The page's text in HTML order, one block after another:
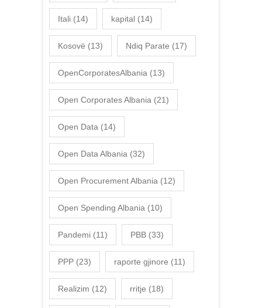
Itali (14) kapital (14)
Kosovë (13) Ndiq Parate (17)
OpenCorporatesAlbania (13)
Open Corporates Albania (21)
Open Data (14)
Open Data Albania (32)
Open Procurement Albania (12)
Open Spending Albania (10)
Pandemi (11) PBB (33)
PPP (23) raporte gjinore (11)
Realizim (12) rritje (18)